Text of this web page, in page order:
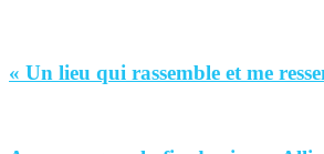
« Un lieu qui rassemble et me